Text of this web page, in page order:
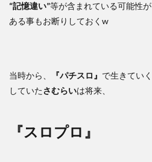
“記憶違い”等が含まれている可能性が
ある事もお断りしておくw
当時から、 『パチスロ』 で生きていく
していたさむらいは将来、
『スロプロ』